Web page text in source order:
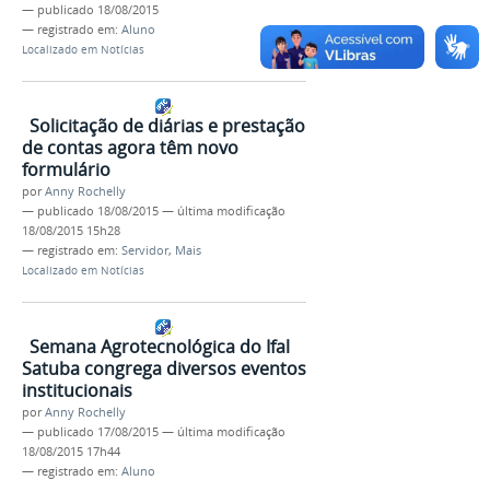
— publicado 18/08/2015
— registrado em: Aluno
Localizado em Notícias
Solicitação de diárias e prestação
de contas agora têm novo
formulário
porAnny Rochelly
— publicado 18/08/2015 — última modificação
18/08/2015 15h28
— registrado em: Servidor, Mais
Localizado em Notícias
Semana Agrotecnológica do Ifal
Satuba congrega diversos eventos
institucionais
porAnny Rochelly
— publicado 17/08/2015 — última modificação
18/08/2015 17h44
— registrado em: Aluno